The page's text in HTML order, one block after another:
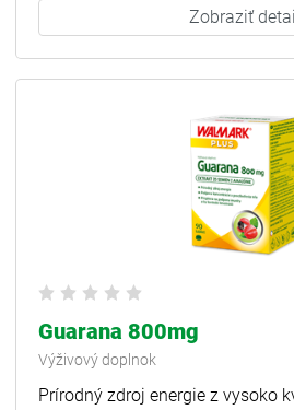
Zobraziť
Guarana 800mg
Výživový doplnok
Prírodný zdroj energie z vysoko